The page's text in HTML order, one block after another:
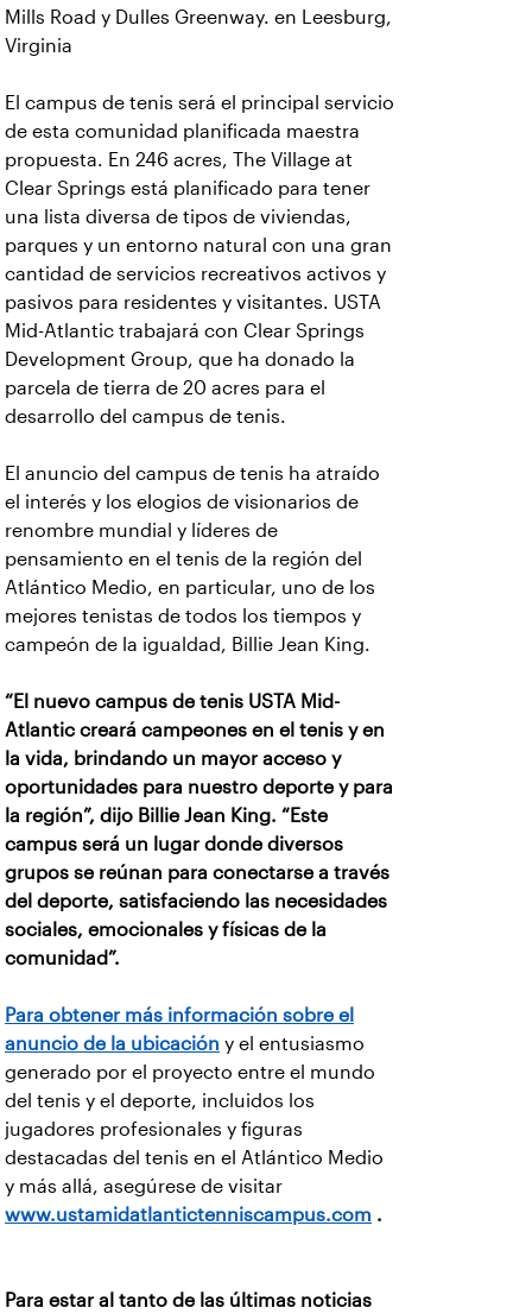
Mills Road y Dulles Greenway. en Leesburg,
Virginia
El campus de tenis será el principal servicio
de esta comunidad planificada maestra
propuesta. En 246 acres, The Village at
Clear Springs está planificado para tener
una lista diversa de tipos de viviendas,
parques y un entorno natural con una gran
cantidad de servicios recreativos activos y
pasivos para residentes y visitantes. USTA
Mid-Atlantic trabajará con Clear Springs
Development Group, que ha donado la
parcela de tierra de 20 acres para el
desarrollo del campus de tenis.
El anuncio del campus de tenis ha atraído
el interés y los elogios de visionarios de
renombre mundial y líderes de
pensamiento en el tenis de la región del
Atlántico Medio, en particular, uno de los
mejores tenistas de todos los tiempos y
campeón de la igualdad, Billie Jean King.
“El nuevo campus de tenis USTA Mid-
Atlantic creará campeones en el tenis y en
la vida, brindando un mayor acceso y
oportunidades para nuestro deporte y para
la región”, dijo Billie Jean King. “Este
campus será un lugar donde diversos
grupos se reúnan para conectarse a través
del deporte, satisfaciendo las necesidades
sociales, emocionales y físicas de la
comunidad”.
Para obtener más información sobre el
anuncio de la ubicación y el entusiasmo
generado por el proyecto entre el mundo
del tenis y el deporte, incluidos los
jugadores profesionales y figuras
destacadas del tenis en el Atlántico Medio
y más allá, asegúrese de visitar
www.ustamidatlantictenniscampus.com .
Para estar al tanto de las últimas noticias